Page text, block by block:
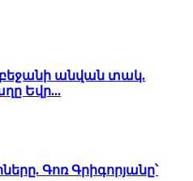
անվան տակ.
Եվր...
Գոռ Գրիգորյանը՝